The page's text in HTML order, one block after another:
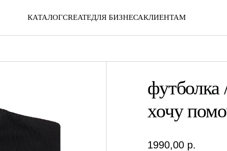
КАТАЛОГCREATEДЛЯ БИЗНЕСАКЛИЕНТАМ
футболка
хочу
1990,00 р.